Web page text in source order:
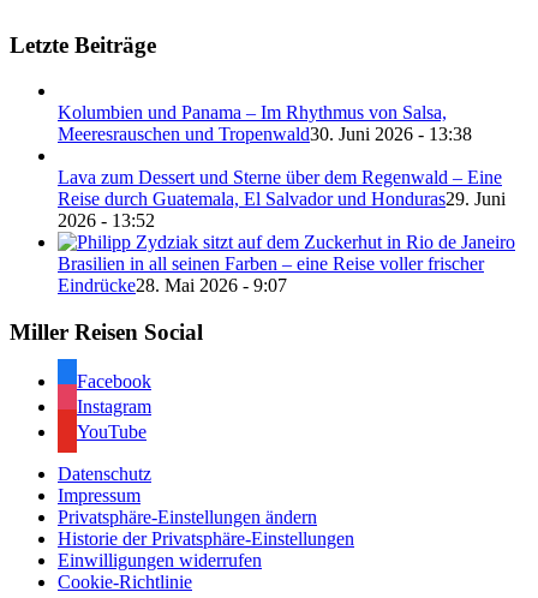
Letzte Beiträge
Kolumbien und Panama – Im Rhythmus von Salsa,
Meeresrauschen und Tropenwald30. Juni 2026 - 13:38
Lava zum Dessert und Sterne über dem Regenwald – Eine
Reise durch Guatemala, El Salvador und Honduras29. Juni
2026 - 13:52
Brasilien in all seinen Farben – eine Reise voller frischer
Eindrücke28. Mai 2026 - 9:07
Miller Reisen Social
Facebook
Instagram
YouTube
Datenschutz
Impressum
Privatsphäre-Einstellungen ändern
Historie der Privatsphäre-Einstellungen
Einwilligungen widerrufen
Cookie-Richtlinie